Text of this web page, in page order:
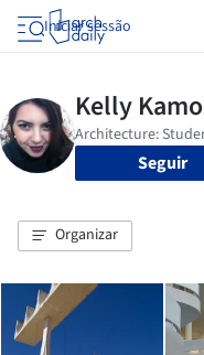
Iniciar sessão
Seguir
Organizar